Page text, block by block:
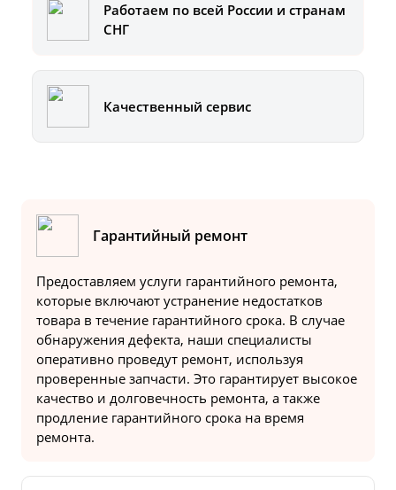
Работаем по всей России и странам
СНГ
Качественный сервис
Гарантийный ремонт
Предоставляем услуги гарантийного ремонта,
которые включают устранение недостатков
товара в течение гарантийного срока. В случае
обнаружения дефекта, наши специалисты
оперативно проведут ремонт, используя
проверенные запчасти. Это гарантирует высокое
качество и долговечность ремонта, а также
продление гарантийного срока на время
ремонта.